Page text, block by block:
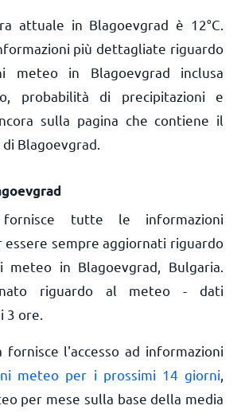
attuale in Blagoevgrad è 12°C
più dettagliate riguardo
meteo in Blagoevgrad inclusa
probabilità di precipitazioni e
sulla pagina che contiene il
Blagoevgrad.
fornisce tutte le informazioni
essere sempre aggiornati riguardo
meteo in Blagoevgrad, Bulgaria.
riguardo al meteo - dati
3 ore.
fornisce l'accesso ad informazioni
meteo per i prossimi 14 giorni
per mese sulla base della media